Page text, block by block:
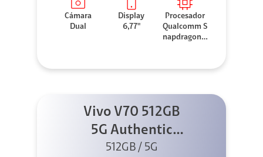
Cámara
Dual
Display
6,77"
Procesador
Qualcomm S
napdragon 7
Vivo V70 512GB
5G Authentic
Black
512GB / 5G